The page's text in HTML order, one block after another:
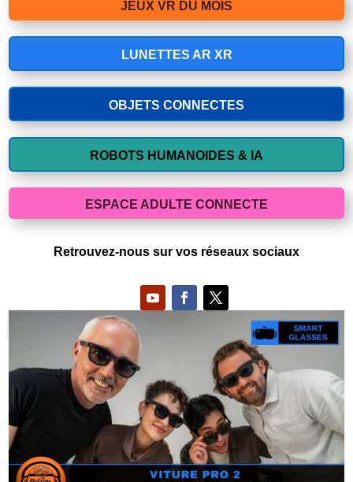
JEUX VR DU MOIS
LUNETTES AR XR
OBJETS CONNECTES
ROBOTS HUMANOIDES & IA
ESPACE ADULTE CONNECTE
Retrouvez-nous sur vos réseaux sociaux